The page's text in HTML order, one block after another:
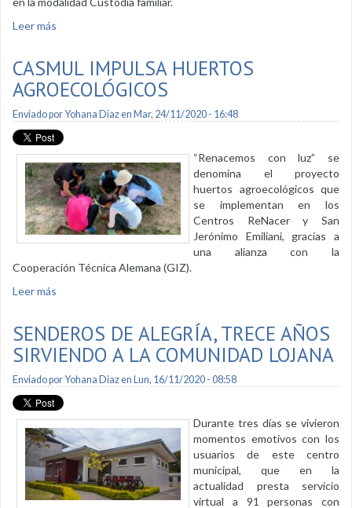
Leer más
CASMUL IMPULSA HUERTOS
AGROECOLÓGICOS
Enviado porYohana Diazen Mar, 24/11/2020 - 16:48
“Renacemos con luz” se
denomina el proyecto
huertos agroecológicos que
se implementan en los
Centros ReNacer y San
Jerónimo Emiliani, gracias a
una alianza con la
Cooperación Técnica Alemana (GIZ).
Leer más
SENDEROS DE ALEGRÍA, TRECE AÑOS
SIRVIENDO A LA COMUNIDAD LOJANA
Enviado porYohana Diazen Lun, 16/11/2020 - 08:58
Durante tres días se vivieron
momentos emotivos con los
usuarios de este centro
municipal, que en la
actualidad presta servicio
virtual a 91 personas con